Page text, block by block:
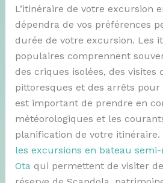
L’itinéraire de votre excursion
dépendra de vos préférences
durée de votre excursion. Les
populaires comprennent
des criques isolées, des visites
pittoresques et des arrêts
est important de prendre en
météorologiques et les
planification de votre itinéraire.
les excursions en bateau
Otaqui permettent de visiter